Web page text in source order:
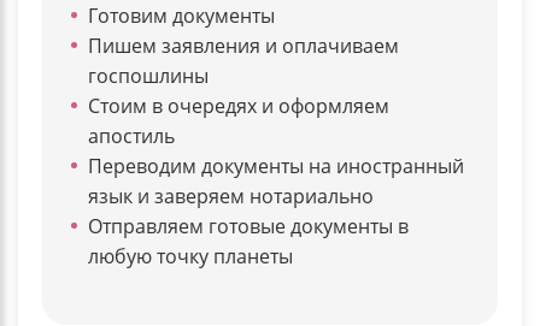
Готовим документы
Пишем заявления и оплачиваем
госпошлины
Стоим в очередях и оформляем
апостиль
Переводим документы на иностранный
язык и заверяем нотариально
Отправляем готовые документы в
любую точку планеты